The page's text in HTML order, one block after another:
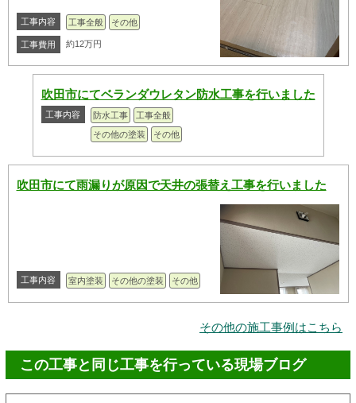
工事内容 工事全般 その他
工事費用 約12万円
吹田市にてベランダウレタン防水工事を行いました
工事内容 防水工事
工事全般
その他の塗装
その他
吹田市にて雨漏りが原因で天井の張替え工事を行いました
工事内容 室内塗装 その他の塗装 その他
その他の施工事例はこちら
この工事と同じ工事を行っている現場ブログ